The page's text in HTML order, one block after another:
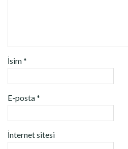
İsim*
E-posta*
İnternet sitesi